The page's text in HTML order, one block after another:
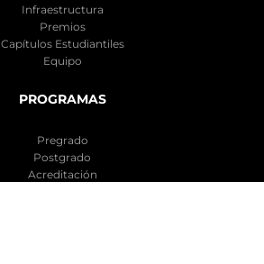
Infraestructura
Premios
Capítulos Estudiantiles
Equipo
PROGRAMAS
Pregrado
Postgrado
Acreditación